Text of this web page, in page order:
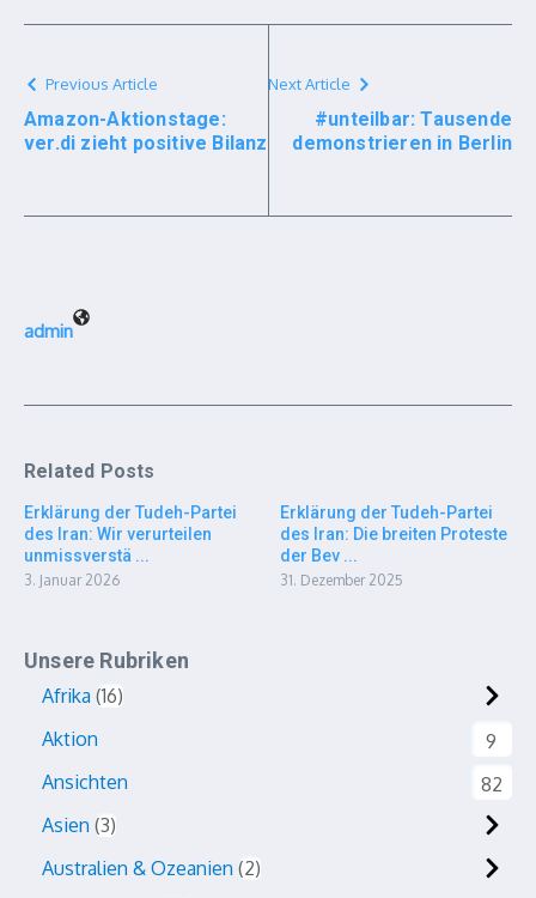
Previous Article
Amazon-Aktionstage:
ver.di zieht positive Bilanz
Next Article
#unteilbar: Tausende
demonstrieren in Berlin
admin
Related Posts
Erklärung der Tudeh-Partei
des Iran: Wir verurteilen
unmissverstä ...
3. Januar 2026
Erklärung der Tudeh-Partei
des Iran: Die breiten Proteste
der Bev ...
31. Dezember 2025
Unsere Rubriken
Afrika 16
Aktion
9
Ansichten
82
Asien 3
Australien & Ozeanien 2